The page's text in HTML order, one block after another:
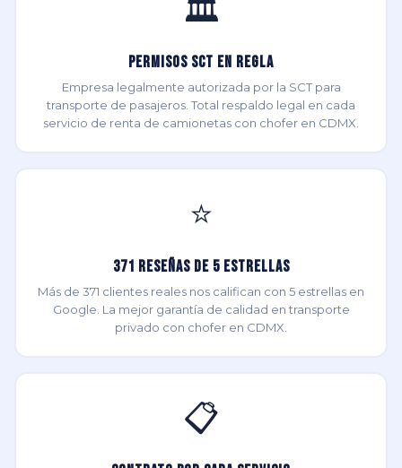
🏛️
Permisos SCT en Regla
Empresa legalmente autorizada por la SCT para
transporte de pasajeros. Total respaldo legal en cada
servicio de renta de camionetas con chofer en CDMX.
⭐
371 Reseñas de 5 Estrellas
Más de 371 clientes reales nos califican con 5 estrellas en
Google. La mejor garantía de calidad en transporte
privado con chofer en CDMX.
📋